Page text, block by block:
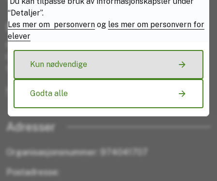
Besøksadresser:
Solhaugen: Øvreveien 26
Kontakt web-ansvarlig
Adresser
Organisasjonsnummer: 974041707
Postadresse:
“Detaljer”.
Les mer om personvern og les mer om personvern for
elever
Kun nødvendige
Godta alle